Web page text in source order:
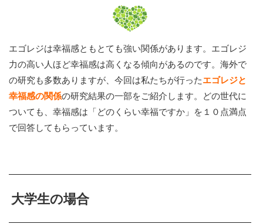
エゴレジは幸福感ともとても強い関係があります。エゴレジ
力の高い人ほど幸福感は高くなる傾向があるのです。海外で
の研究も多数ありますが、今回は私たちが行ったエゴレジと
幸福感の関係の研究結果の一部をご紹介します。どの世代に
ついても、幸福感は「どのくらい幸福ですか」を１０点満点
で回答してもらっています。
大学生の場合